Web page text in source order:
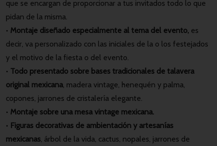
que se encargan de proporcionar a tus invitados todo lo que
pidan de la misma.
• Montaje diseñado especialmente al tema del evento, es
decir, va personalizado con las iniciales de la o los festejados
y el motivo de la fiesta o del evento.
• Todo presentado sobre bases tradicionales de talavera
original mexicana, madera vintage, henequén y palma,
copones, jarrones de cristalería elegante.
• Montaje sobre una mesa vintage mexicana.
• Figuras decorativas de ambientación y artesanías
mexicanas, árbol de la vida, cactus, nopales, jarrones de